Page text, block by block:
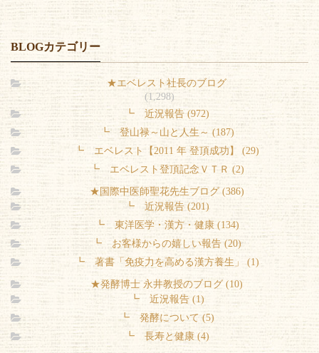
BLOGカテゴリー
★エベレスト社長のブログ
(1,298)
┗ 近況報告 (972)
┗ 登山禄～山と人生～ (187)
┗ エベレスト【2011 年 登頂成功】 (29)
┗ エベレスト登頂記念ＶＴＲ (2)
★国際中医師聖花先生ブログ (386)
┗ 近況報告 (201)
┗ 東洋医学・漢方・健康 (134)
┗ お客様からの嬉しい報告 (20)
┗ 著書「免疫力を高める漢方養生」 (1)
★発酵博士 永井教授のブログ (10)
┗ 近況報告 (1)
┗ 発酵について (5)
┗ 長寿と健康 (4)